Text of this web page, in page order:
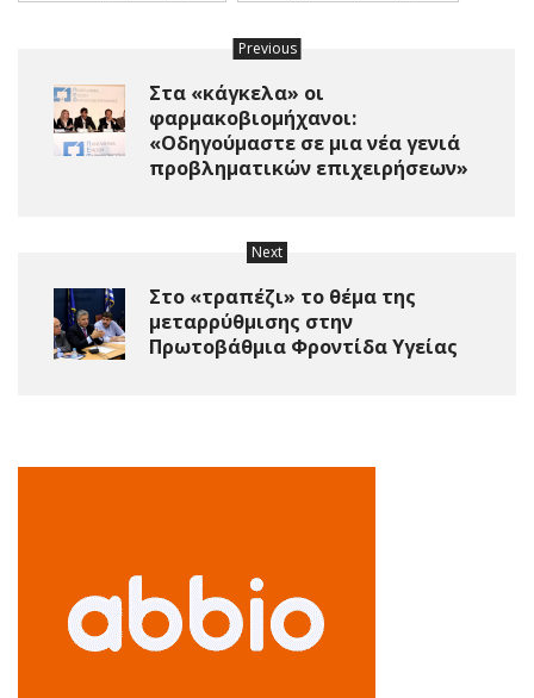
Previous
Στα «κάγκελα» οι
φαρμακοβιομήχανοι:
«Οδηγούμαστε σε μια νέα γενιά
προβληματικών επιχειρήσεων»
Next
Στο «τραπέζι» το θέμα της
μεταρρύθμισης στην
Πρωτοβάθμια Φροντίδα Υγείας